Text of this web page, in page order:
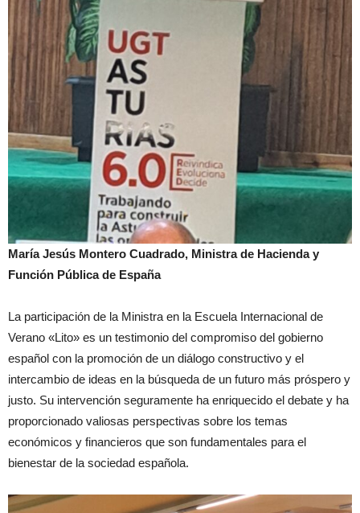
María Jesús Montero Cuadrado, Ministra de Hacienda y
Función Pública de España
La participación de la Ministra en la Escuela Internacional de
Verano «Lito» es un testimonio del compromiso del gobierno
español con la promoción de un diálogo constructivo y el
intercambio de ideas en la búsqueda de un futuro más próspero y
justo. Su intervención seguramente ha enriquecido el debate y ha
proporcionado valiosas perspectivas sobre los temas
económicos y financieros que son fundamentales para el
bienestar de la sociedad española.